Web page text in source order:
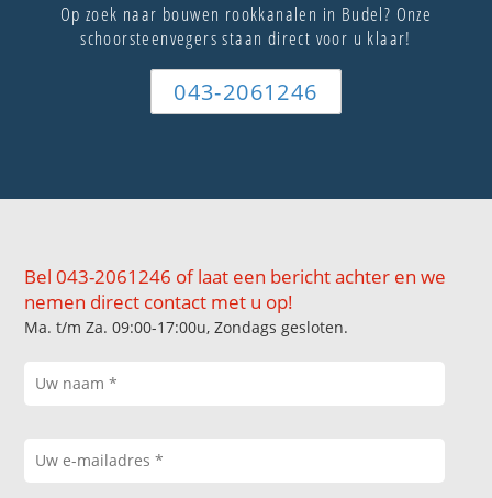
Op zoek naar bouwen rookkanalen in Budel? Onze
schoorsteenvegers staan direct voor u klaar!
043-2061246
Bel 043-2061246 of laat een bericht achter en we
nemen direct contact met u op!
Ma. t/m Za. 09:00-17:00u, Zondags gesloten.